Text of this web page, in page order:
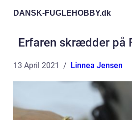
DANSK-FUGLEHOBBY.dk
Erfaren skrædder på
13 April 2021 Linnea Jensen